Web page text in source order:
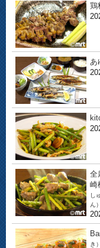
鶏
あ
全
崎
し
ん）
き）